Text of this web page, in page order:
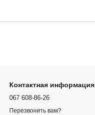
Контактная информация
067 608-86-26
Перезвонить вам?